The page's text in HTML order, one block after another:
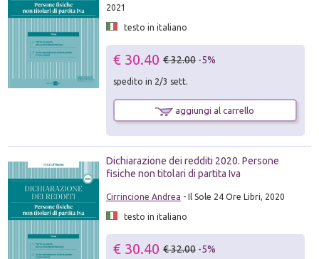
2021
testo in italiano
€ 30.40 € 32.00 -5%
spedito in 2/3 sett.
aggiungi al carrello
Dichiarazione dei redditi 2020. Persone
fisiche non titolari di partita Iva
Cirrincione Andrea - Il Sole 24 Ore Libri, 2020
testo in italiano
€ 30.40 € 32.00 -5%